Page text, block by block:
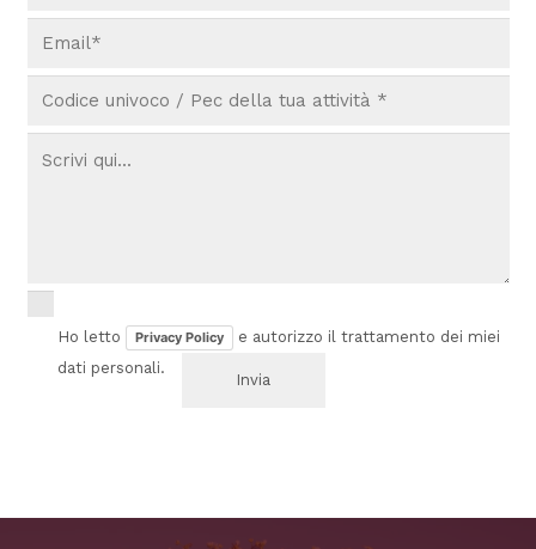
Ho letto Privacy Policy
e autorizzo il trattamento dei miei
dati personali.